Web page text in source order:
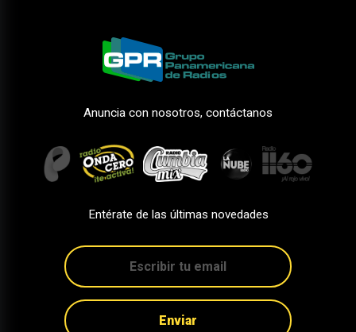
Anuncia con nosotros, contáctanos
Entérate de las últimas novedades
Enviar